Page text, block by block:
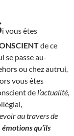
i vous êtes
de ce
se passe au-
ou chez autrui,
vous êtes
de l’actualité
au travers de
qu’ils